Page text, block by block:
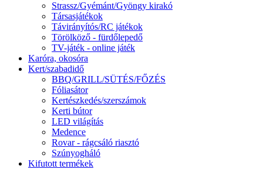
Strassz/Gyémánt/Gyöngy kirakó
Társasjátékok
Távirányítós/RC játékok
Törölköző - fürdőlepedő
TV-játék - online játék
Karóra, okosóra
Kert/szabadidő
BBQ/GRILL/SÜTÉS/FŐZÉS
Fóliasátor
Kertészkedés/szerszámok
Kerti bútor
LED világítás
Medence
Rovar - rágcsáló riasztó
Szúnyogháló
Kifutott termékek